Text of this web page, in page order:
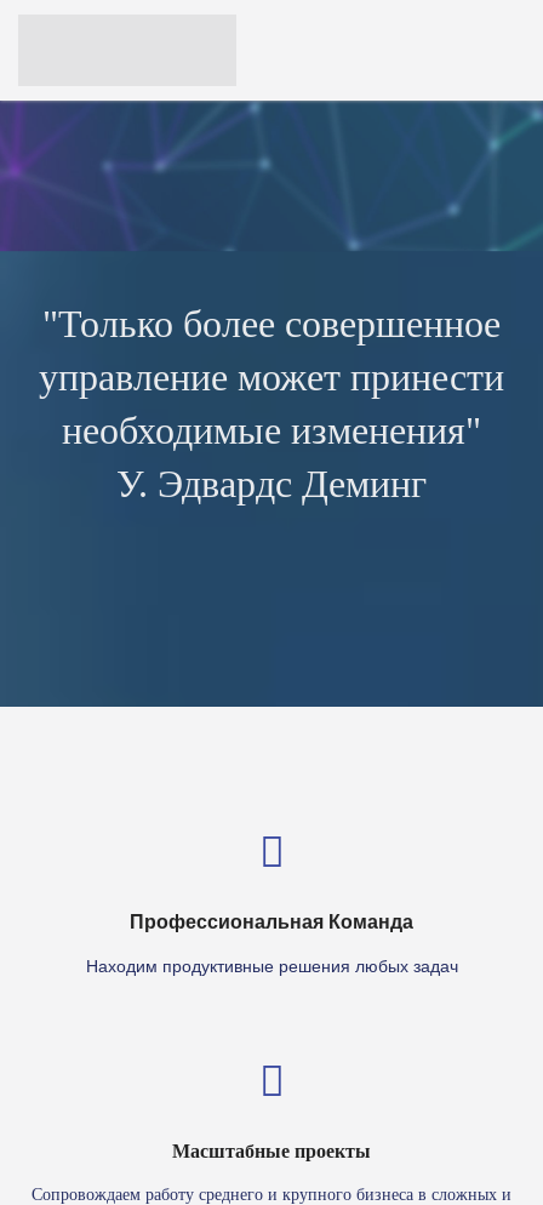
"Только более совершенное
управление может принести
необходимые изменения"
У. Эдвардс Деминг
Профессиональная Команда
Находим продуктивные решения любых задач
Масштабные проекты
Сопровождаем работу среднего и крупного бизнеса в сложных и